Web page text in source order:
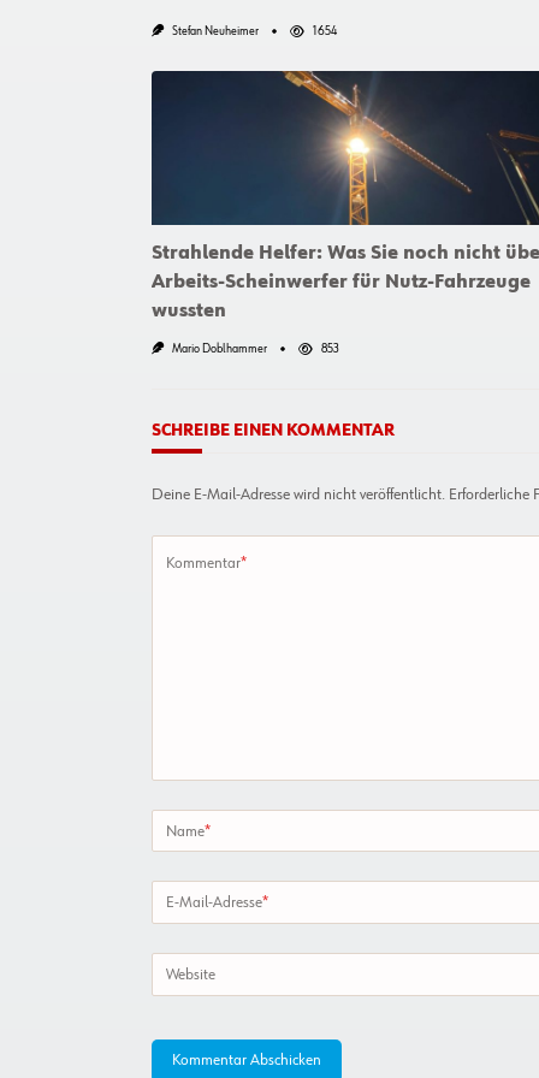
Stefan Neuheimer 1654
Strahlende Helfer: Was Sie noch nicht
Arbeits-Scheinwerfer für Nutz-Fahrzeuge
wussten
Mario Doblhammer 853
SCHREIBE EINEN KOMMENTAR
Deine E-Mail-Adresse wird nicht veröffentlicht. Erforderliche
Kommentar*
Name*
E-Mail-Adresse*
Website